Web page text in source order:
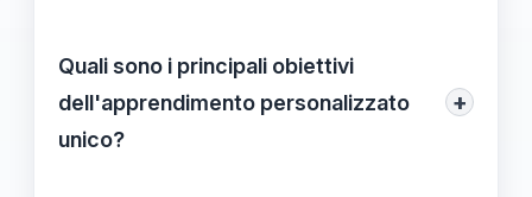
approccio educativo che si adapta alle
esigenze, potenzialità e sogni di ogni
studente, proponendo esperienze
Quali sono i principali obiettivi
dell'apprendimento personalizzato
unico?
+